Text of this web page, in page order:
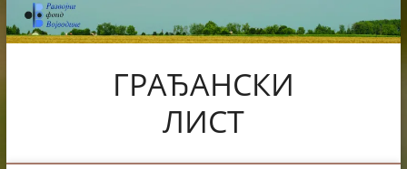
Skip
to
content
ГРАЂАНСКИ
ЛИСТ